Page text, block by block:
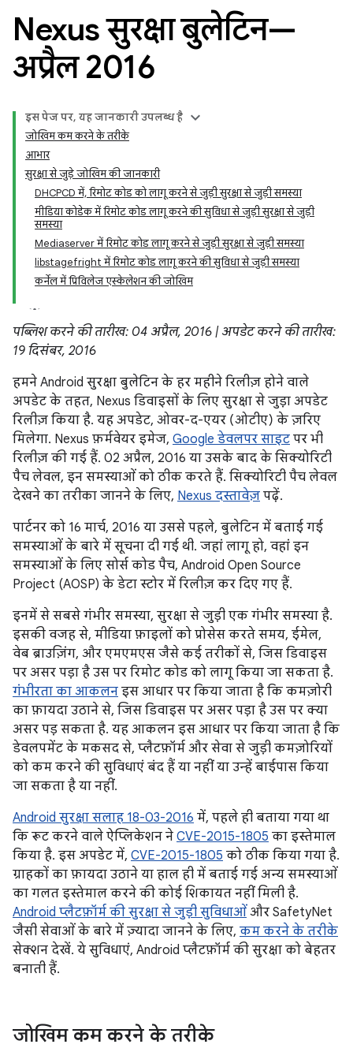
Nexus सुरक्षा बुलेटिन—
अप्रैल 2016
इस पेज पर, यह जानकारी उपलब्ध है
जोखिम कम करने के तरीके
आभार
सुरक्षा से जुड़े जोखिम की जानकारी
DHCPCD में, रिमोट कोड को लागू करने से जुड़ी सुरक्षा से जुड़ी समस्या
मीडिया कोडेक में रिमोट कोड लागू करने की सुविधा से जुड़ी सुरक्षा से जुड़ी
समस्या
Mediaserver में रिमोट कोड लागू करने से जुड़ी सुरक्षा से जुड़ी समस्या
libstagefright में रिमोट कोड लागू करने की सुविधा से जुड़ी समस्या
कर्नेल में प्रिविलेज एस्केलेशन की जोखिम
पब्लिश करने की तारीख: 04 अप्रैल, 2016 | अपडेट करने की तारीख:
19 दिसंबर, 2016
हमने Android सुरक्षा बुलेटिन के हर महीने रिलीज़ होने वाले
अपडेट के तहत, Nexus डिवाइसों के लिए सुरक्षा से जुड़ा अपडेट
रिलीज़ किया है. यह अपडेट, ओवर-द-एयर (ओटीए) के ज़रिए
मिलेगा. Nexus फ़र्मवेयर इमेज, Google डेवलपर साइट पर भी
रिलीज़ की गई हैं. 02 अप्रैल, 2016 या उसके बाद के सिक्योरिटी
पैच लेवल, इन समस्याओं को ठीक करते हैं. सिक्योरिटी पैच लेवल
देखने का तरीका जानने के लिए, Nexus दस्तावेज़ पढ़ें.
पार्टनर को 16 मार्च, 2016 या उससे पहले, बुलेटिन में बताई गई
समस्याओं के बारे में सूचना दी गई थी. जहां लागू हो, वहां इन
समस्याओं के लिए सोर्स कोड पैच, Android Open Source
Project (AOSP) के डेटा स्टोर में रिलीज़ कर दिए गए हैं.
इनमें से सबसे गंभीर समस्या, सुरक्षा से जुड़ी एक गंभीर समस्या है.
इसकी वजह से, मीडिया फ़ाइलों को प्रोसेस करते समय, ईमेल,
वेब ब्राउज़िंग, और एमएमएस जैसे कई तरीकों से, जिस डिवाइस
पर असर पड़ा है उस पर रिमोट कोड को लागू किया जा सकता है.
गंभीरता का आकलन इस आधार पर किया जाता है कि कमज़ोरी
का फ़ायदा उठाने से, जिस डिवाइस पर असर पड़ा है उस पर क्या
असर पड़ सकता है. यह आकलन इस आधार पर किया जाता है कि
डेवलपमेंट के मकसद से, प्लैटफ़ॉर्म और सेवा से जुड़ी कमज़ोरियों
को कम करने की सुविधाएं बंद हैं या नहीं या उन्हें बाईपास किया
जा सकता है या नहीं.
Android सुरक्षा सलाह 18-03-2016 में, पहले ही बताया गया था
कि रूट करने वाले ऐप्लिकेशन ने CVE-2015-1805 का इस्तेमाल
किया है. इस अपडेट में, CVE-2015-1805 को ठीक किया गया है.
ग्राहकों का फ़ायदा उठाने या हाल ही में बताई गई अन्य समस्याओं
का गलत इस्तेमाल करने की कोई शिकायत नहीं मिली है.
Android प्लैटफ़ॉर्म की सुरक्षा से जुड़ी सुविधाओं और SafetyNet
जैसी सेवाओं के बारे में ज़्यादा जानने के लिए, कम करने के तरीके
सेक्शन देखें. ये सुविधाएं, Android प्लैटफ़ॉर्म की सुरक्षा को बेहतर
बनाती हैं.
जोखिम कम करने के तरीके